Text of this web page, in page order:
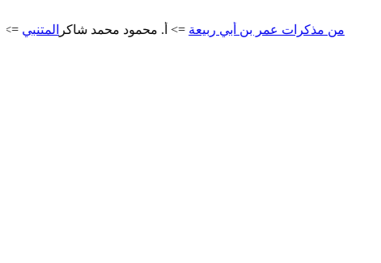
المتنبي=> أ. من مذكرات عمر بن أبي ربيعة=> أ. محمود محمد شاكر